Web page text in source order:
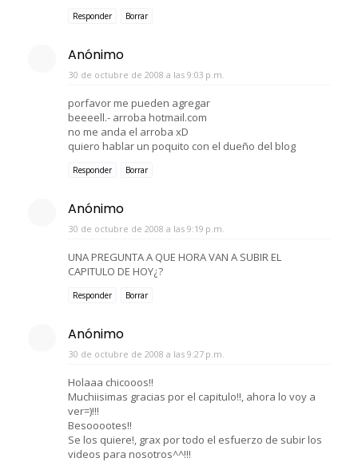
Responder Borrar
Anónimo
30 de octubre de 2008 a las 9:03 p.m.
porfavor me pueden agregar
beeeell.- arroba hotmail.com
no me anda el arroba xD
quiero hablar un poquito con el dueño del blog
Responder Borrar
Anónimo
30 de octubre de 2008 a las 9:19 p.m.
UNA PREGUNTA A QUE HORA VAN A SUBIR EL
CAPITULO DE HOY¿?
Responder Borrar
Anónimo
30 de octubre de 2008 a las 9:27 p.m.
Holaaa chicooos!!
Muchiisimas gracias por el capitulo!!, ahora lo voy a
ver=)!!!
Besooootes!!
Se los quiere!, grax por todo el esfuerzo de subir los
videos para nosotros^^!!!